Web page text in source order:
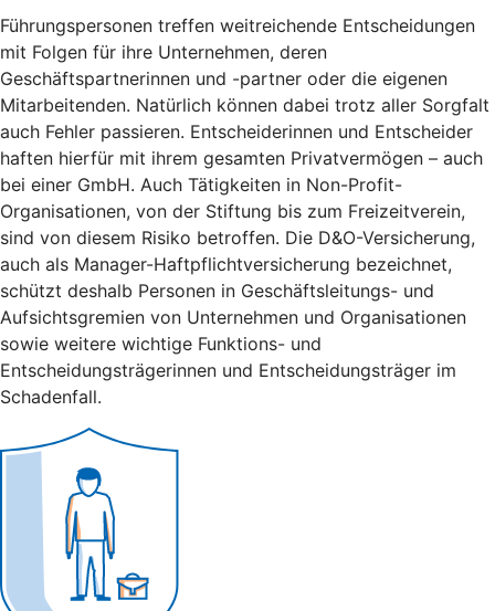
Führungspersonen treffen weitreichende Entscheidungen
mit Folgen für ihre Unternehmen, deren
Geschäftspartnerinnen und -partner oder die eigenen
Mitarbeitenden. Natürlich können dabei trotz aller Sorgfalt
auch Fehler passieren. Entscheiderinnen und Entscheider
haften hierfür mit ihrem gesamten Privatvermögen – auch
bei einer GmbH. Auch Tätigkeiten in Non-Profit-
Organisationen, von der Stiftung bis zum Freizeitverein,
sind von diesem Risiko betroffen. Die D&O-Versicherung,
auch als Manager-Haftpflichtversicherung bezeichnet,
schützt deshalb Personen in Geschäftsleitungs- und
Aufsichtsgremien von Unternehmen und Organisationen
sowie weitere wichtige Funktions- und
Entscheidungsträgerinnen und Entscheidungsträger im
Schadenfall.